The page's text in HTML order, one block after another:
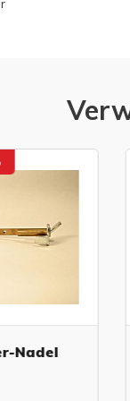
Nadel